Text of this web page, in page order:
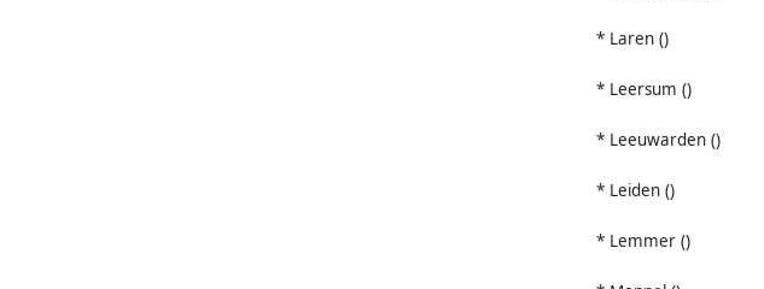
* Laren ()
* Leersum ()
* Leeuwarden ()
* Leiden ()
* Lemmer ()